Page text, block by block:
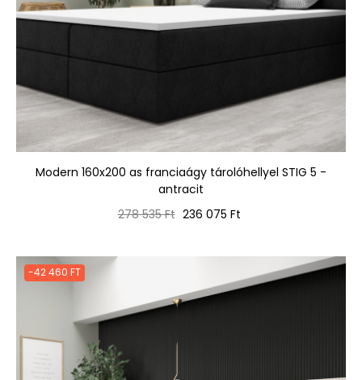
Modern 160x200 as franciaágy tárolóhellyel STIG 5 -
antracit
Normál
278 535 Ft Ár
236 075 Ft
-42 460 FT